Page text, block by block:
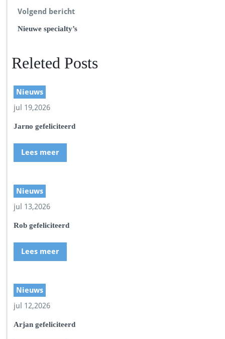
Volgend bericht
Nieuwe specialty’s
Releted Posts
Nieuws
jul 19,2026
Jarno gefeliciteerd
Lees meer
Nieuws
jul 13,2026
Rob gefeliciteerd
Lees meer
Nieuws
jul 12,2026
Arjan gefeliciteerd